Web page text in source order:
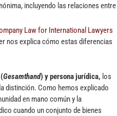
incluyendo las relaciones entre
Law for International Lawyers
nos explica cómo estas diferencias
Gesamthand) y persona jurídica, los
distinción. Como hemos explicado
en mano común y la
cuando un conjunto de bienes